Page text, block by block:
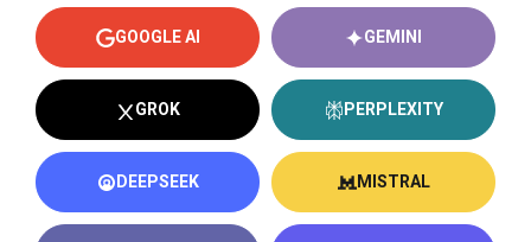
GOOGLE AI GEMINI
GROK PERPLEXITY
DEEPSEEK MISTRAL